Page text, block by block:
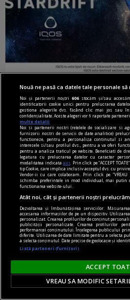
material susținut de philip
Philip Morris International
prima ediție limitată IQOS
IQOS ILUMA STARDRIFT
Philip Morris International
finalul acestei luni IQOS
prima ediție limitată a celui
din portofoliul său de
Nouă ne pasă ca datele tale personale
Noi și partenerii noștri606 stocăm și/sau
identificatorii cookie unici pentru prelucrarea
gestiona alegerile dvs. făcând clic mai jos sau
confidențialitate. Aceste alegeri vor fi raportate
multe detalii
Noi si partenerii nostri (retelele de socializare si
furnizorii nostri de servicii de date analitice)
functioneze, pentru a personaliza continutul si
interesele si/sau profilul dvs., pentru a va oferi
pentru a analiza traficul pe website. Beneficiati de
legatura cu prelucrarea datelor cu caracter
modalitatea indicataaici
. Prin click pe “ACCEPT
tip Cookie, care implica inclusiv acceptul dvs. cu
Vendor-ii cu care colaboram. Prin click pe “VREAU
schimba preferintele in mod individual, mai putin
functionarea website-ului.
Atât noi, cât și partenerii noștri
Dezvoltarea și îmbunătățirea serviciilor.
accesarea informațiilor de pe un dispozitiv.
personalizat. Crearea profilurilor de conținut
publicității personalizate. Crearea profilurilor
performanței conținutului. Înțelegerea publicului
diferite. Utilizarea de date limitate pentru a selecta
a selecta conținutul. Date precise de geolocație și
Listă parteneri (furnizori)
ACCEPT
VREAU SA MODIFIC